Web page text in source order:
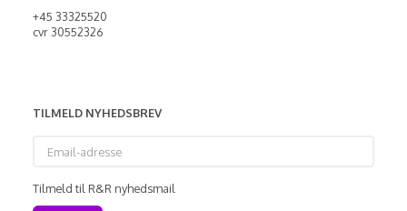
+45 33325520
cvr 30552326
TILMELD NYHEDSBREV
adresse
Tilmeld til R&R nyhedsmail